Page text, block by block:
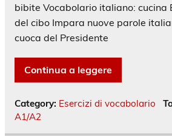
bibite Vocabolario italiano: cucina
del cibo Impara nuove parole
cuoca del Presidente
Continua a leggere
Category: Esercizi di vocabolario
A1/A2